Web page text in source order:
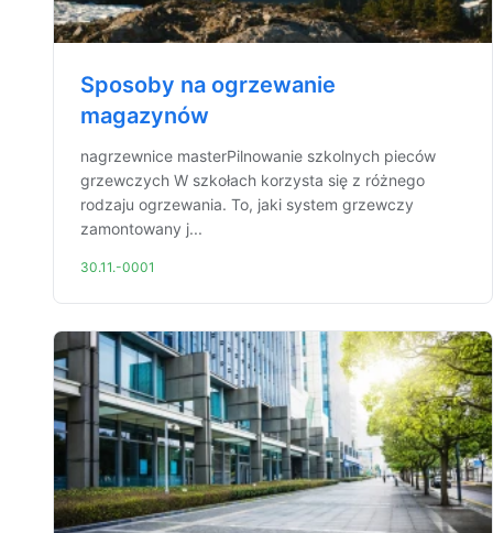
Sposoby na ogrzewanie
magazynów
nagrzewnice masterPilnowanie szkolnych pieców
grzewczych W szkołach korzysta się z różnego
rodzaju ogrzewania. To, jaki system grzewczy
zamontowany j...
30.11.-0001